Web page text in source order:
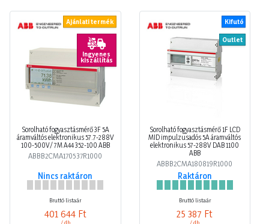
Ajánlati termék
Ingyenes
kiszállítás
Sorolható fogyasztásmérő 3F 5A
áramváltós elektronikus 57.7-288V
100-500V/ 7M A44 352-100 ABB
ABBB2CMA170537R1000
Nincs raktáron
Bruttó listaár
401 644 Ft
/ db
Kifutó
Outlet
Sorolható fogyasztásmérő 1F LCD
MID impulzusadós 5A áramváltós
elektronikus 57-288V DAB 1100
ABB
ABBB2CMA180819R1000
Raktáron
Bruttó listaár
25 387 Ft
/ db